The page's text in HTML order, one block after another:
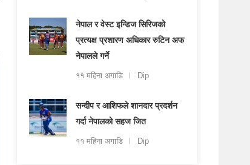
नेपाल र वेस्ट इन्डिज सिरिजको
प्रत्यक्ष प्रशारण अधिकार रुटिन अफ
नेपालले गर्ने
११ महिना अगाडि Dip
सन्दीप र आशिफले शानदार प्रदर्शन
गर्दा नेपालको सहज जित
११ महिना अगाडि Dip